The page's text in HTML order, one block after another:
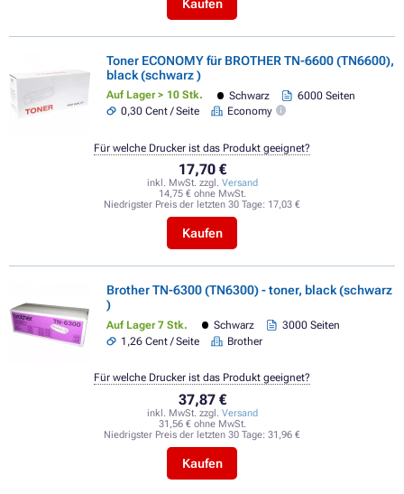
Kaufen
Toner ECONOMY für BROTHER TN-6600 (TN6600),
black (schwarz )
Auf Lager > 10 Stk. Schwarz
6000 Seiten
0,30 Cent / Seite
Economy
17,70 €
inkl. MwSt. zzgl. Versand
14,75 € ohne MwSt.
Niedrigster Preis der letzten 30 Tage: 17,03 €
Kaufen
Für welche Drucker ist das Produkt geeignet?
Brother TN-6300 (TN6300) - toner, black (schwarz
)
Auf Lager 7 Stk. Schwarz
3000 Seiten
1,26 Cent / Seite
Brother
37,87 €
inkl. MwSt. zzgl. Versand
31,56 € ohne MwSt.
Niedrigster Preis der letzten 30 Tage: 31,96 €
Kaufen
Für welche Drucker ist das Produkt geeignet?